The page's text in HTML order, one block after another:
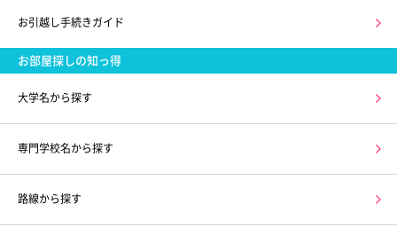
お引越し手続きガイド
お部屋探しの知っ得
大学名から探す
専門学校名から探す
路線から探す